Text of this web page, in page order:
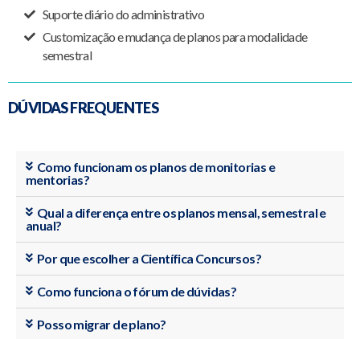
Suporte diário do administrativo
Customização e mudança de planos para modalidade
semestral
DÚVIDAS FREQUENTES
Como funcionam os planos de monitorias e
mentorias?
Qual a diferença entre os planos mensal, semestral e
anual?
Por que escolher a Científica Concursos?
Como funciona o fórum de dúvidas?
Posso migrar de plano?